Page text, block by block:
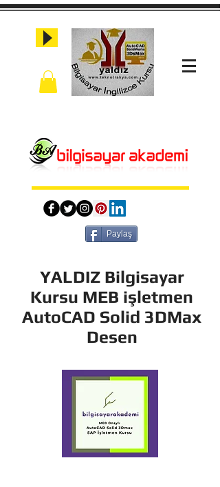
Paylaş
YALDIZ Bilgisayar
Kursu MEB işletmen
AutoCAD Solid 3DMax
Desen